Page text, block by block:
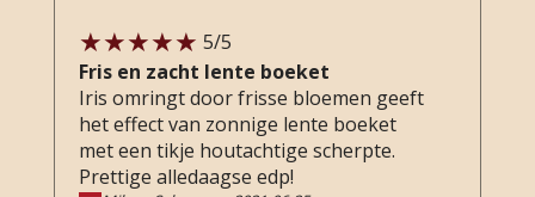
huid. Op mijn huid komt er een hele
fijne geur tot uiting waarbij ik een
aantal geurnoten opvang die niet in de
omschrijving staan. Hooi, honing en
boter. Klinkt misschien als een beetje
een rare geur, maar ik vind het erg
mooi en stijlvol. Het brengt me terug
5/5
Fris en zacht lente boeket
Iris omringt door frisse bloemen geeft
het effect van zonnige lente boeket
met een tikje houtachtige scherpte.
Prettige alledaagse edp!